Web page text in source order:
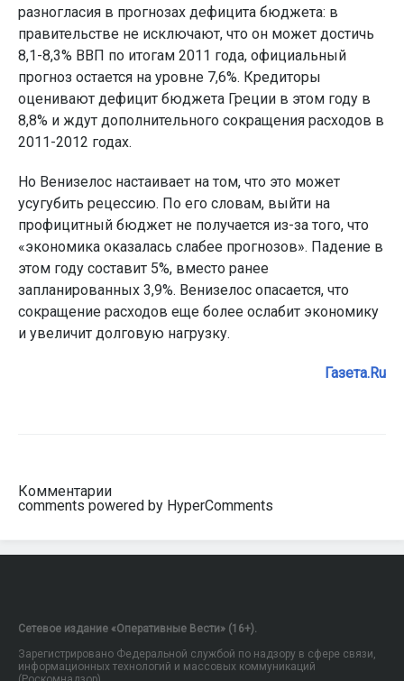
разногласия в прогнозах дефицита бюджета: в
правительстве не исключают, что он может достичь
8,1-8,3% ВВП по итогам 2011 года, официальный
прогноз остается на уровне 7,6%. Кредиторы
оценивают дефицит бюджета Греции в этом году в
8,8% и ждут дополнительного сокращения расходов в
2011-2012 годах.
Но Венизелос настаивает на том, что это может
усугубить рецессию. По его словам, выйти на
профицитный бюджет не получается из-за того, что
«экономика оказалась слабее прогнозов». Падение в
этом году составит 5%, вместо ранее
запланированных 3,9%. Венизелос опасается, что
сокращение расходов еще более ослабит экономику
и увеличит долговую нагрузку.
Газета.Ru
Комментарии
comments powered by HyperComments
Сетевое издание «Оперативные Вести» (16+).
Зарегистрировано Федеральной службой по надзору в сфере связи,
информационных технологий и массовых коммуникаций